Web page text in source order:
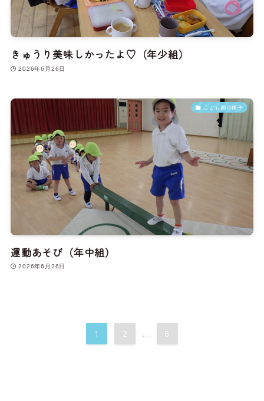
きゅうり美味しかったよ♡（年少組）
2026年6月26日
こども園の様子
運動あそび（年中組）
2026年6月26日
1 2 ... 6